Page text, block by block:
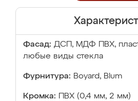
Фасад: ДСП, МДФ ПВХ,
любые виды стекла
Фурнитура: Boyard, Blum
Кромка: ПВХ (0,4 мм, 2 мм)